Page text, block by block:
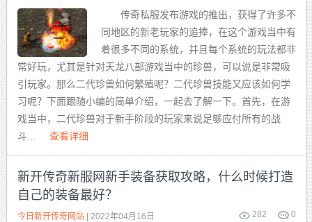
传奇私服发布游戏的推出，获得了许多不
同地区的新老玩家的追捧，在这个游戏当中有
着很多不同的系统，并且每个系统的玩法都非
常好玩，尤其是针对天龙八部游戏当中的珍兽，可以说是非常吸
引玩家。那么二代珍兽如何繁殖呢？二代珍兽技能又应该如何学
习呢？下面跟随小编的简单介绍，一起去了解一下。首先，在游
戏当中，二代珍兽对于新手阶段的玩家来说足够应付所有的战
斗...
查看详细
新开传奇新服网新手装备获取攻略，什么时候打造
自己的装备最好？
282 0
今日新开传奇网站 | 2022年04月16日